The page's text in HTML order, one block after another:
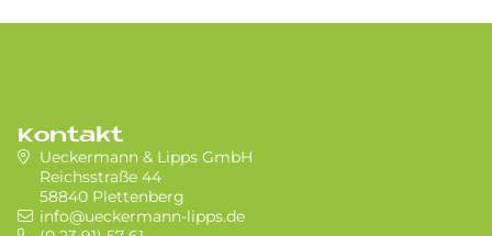
Kontakt
Ueckermann & Lipps GmbH
Reichsstraße 44
58840 Plettenberg
info@ueckermann-lipps.de